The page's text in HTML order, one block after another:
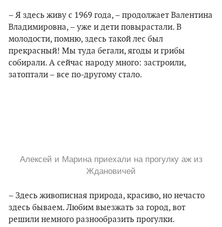
– Я здесь живу с 1969 года, – продолжает Валентина
Владимировна, – уже и дети повырастали. В
молодости, помню, здесь такой лес был
прекрасный! Мы туда бегали, ягоды и грибы
собирали. А сейчас народу много: застроили,
затоптали – все по-другому стало.
Алексей и Марина приехали на прогулку аж из
Ждановичей
– Здесь живописная природа, красиво, но нечасто
здесь бываем. Любим выезжать за город, вот
решили немного разнообразить прогулки.